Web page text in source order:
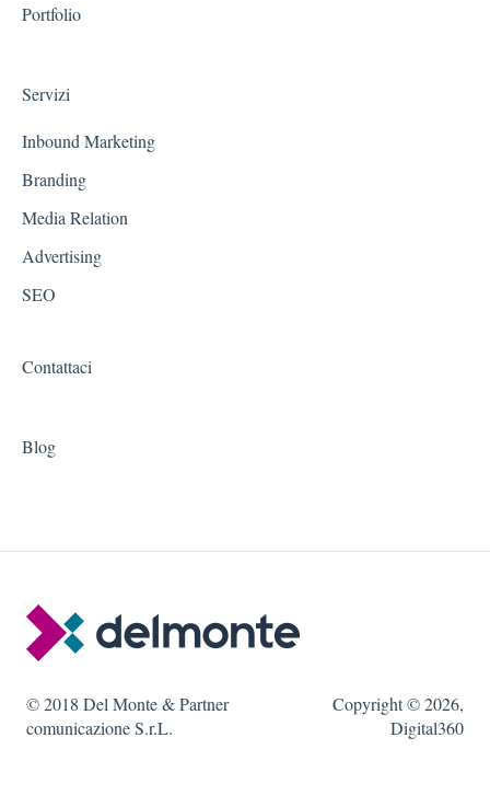
Portfolio
Servizi
Inbound Marketing
Branding
Media Relation
Advertising
SEO
Contattaci
Blog
© 2018 Del Monte & Partner
comunicazione S.r.L.
Copyright © 2026,
Digital360